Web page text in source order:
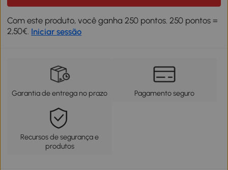
Com este produto, você ganha 250 pontos. 250 pontos =
2,50€. Iniciar sessão
Garantia de entrega no prazo Pagamento seguro
Recursos de segurança e
produtos